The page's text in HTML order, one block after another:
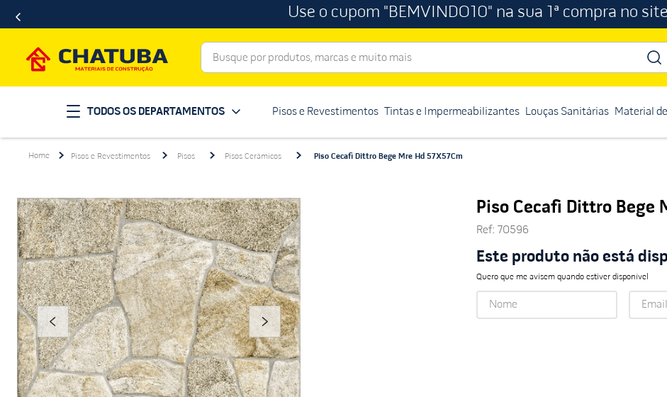
Use o cupom "BEMVINDO10" na sua 1ª compra no site
Busque por produtos, marcas e muito mais
TODOS OS DEPARTAMENTOS Pisos e Revestimentos Tintas e Impermeabilizantes Louças Sanitárias Material
Pisos e Revestimentos Pisos Pisos Cerâmicos Piso Cecafi Dittro Bege Mre Hd 57X57Cm
Piso Cecafi Dittro Bege
Ref: 70596
Este produto não está
Quero que me avisem quando estiver disponível
1 º porcelanato
2º telha
5º tinta
6º massa corrida
7º chuveiro
8º vaso sanitário
9º telhas
10º porcelanato acetinado